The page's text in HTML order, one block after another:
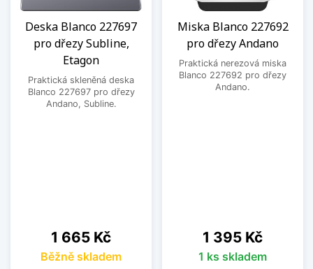
Deska Blanco 227697
pro dřezy Subline,
Etagon
Praktická skleněná deska
Blanco 227697 pro dřezy
Andano, Subline.
Cena
1 665 Kč
Běžně skladem
Miska Blanco 227692
pro dřezy Andano
Praktická nerezová miska
Blanco 227692 pro dřezy
Andano.
Cena
1 395 Kč
1 ks skladem